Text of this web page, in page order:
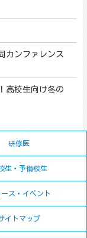
カンファレンス
高校生向け冬の
研修医
生・予備校生
ース・イベント
イトマップ